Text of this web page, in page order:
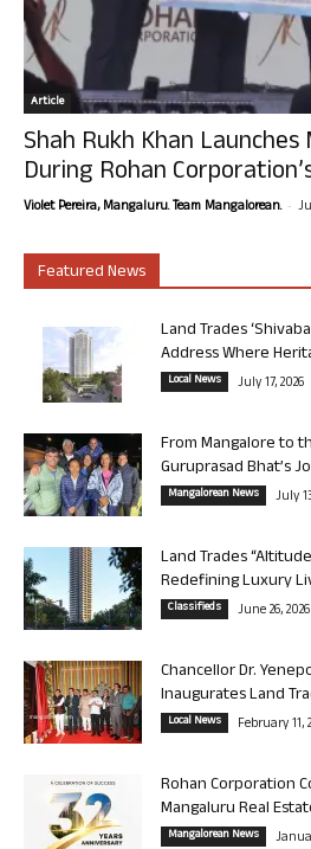
Article
Shah Rukh Khan
During Rohan
Violet Pereira, Mangaluru. Team Mangalorean. -
Featured News
Land Trades
Address Where
Local News July 17, 2026
From Mangalore to
Guruprasad Bhat’s
Mangalorean News July
Land Trades
Redefining Luxury
Classifieds June 26, 2026
Chancellor Dr.
Inaugurates Land
Local News February 11,
Rohan Corporation
Mangaluru Real
Mangalorean News